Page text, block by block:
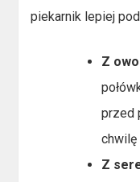
piekarnik lepiej
Z
przed
chwilę
Z